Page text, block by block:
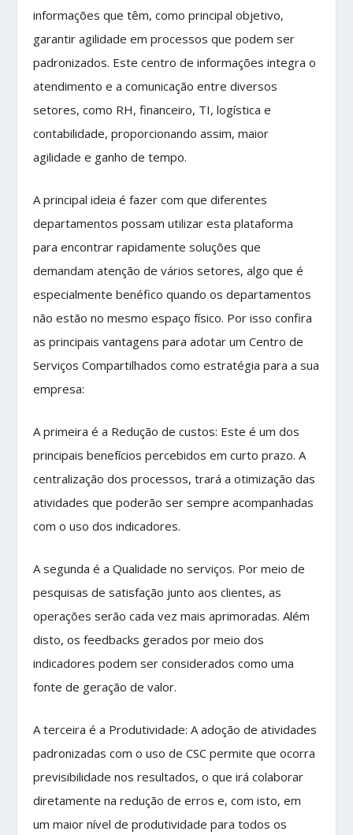
informações que têm, como principal objetivo,
garantir agilidade em processos que podem ser
padronizados. Este centro de informações integra o
atendimento e a comunicação entre diversos
setores, como RH, financeiro, TI, logística e
contabilidade, proporcionando assim, maior
agilidade e ganho de tempo.
A principal ideia é fazer com que diferentes
departamentos possam utilizar esta plataforma
para encontrar rapidamente soluções que
demandam atenção de vários setores, algo que é
especialmente benéfico quando os departamentos
não estão no mesmo espaço físico. Por isso confira
as principais vantagens para adotar um Centro de
Serviços Compartilhados como estratégia para a sua
empresa:
A primeira é a Redução de custos: Este é um dos
principais benefícios percebidos em curto prazo. A
centralização dos processos, trará a otimização das
atividades que poderão ser sempre acompanhadas
com o uso dos indicadores.
A segunda é a Qualidade no serviços. Por meio de
pesquisas de satisfação junto aos clientes, as
operações serão cada vez mais aprimoradas. Além
disto, os feedbacks gerados por meio dos
indicadores podem ser considerados como uma
fonte de geração de valor.
A terceira é a Produtividade: A adoção de atividades
padronizadas com o uso de CSC permite que ocorra
previsibilidade nos resultados, o que irá colaborar
diretamente na redução de erros e, com isto, em
um maior nível de produtividade para todos os